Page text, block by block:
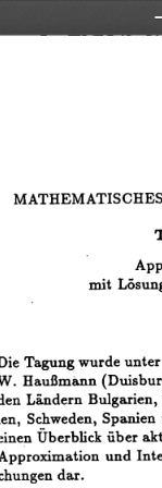
MATHEMATISCHES
mit
Tagung wurde unter
Haußmann
Ländern Bulgarien,
Schweden, Spanien
Überblick über
und
dar.